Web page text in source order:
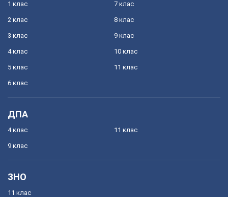
1 клас
2 клас
3 клас
4 клас
5 клас
6 клас
7 клас
8 клас
9 клас
10 клас
11 клас
ДПА
4 клас
9 клас
11 клас
ЗНО
11 клас